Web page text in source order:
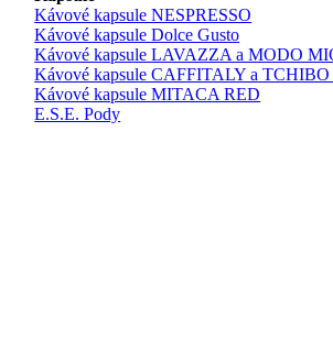
Kávové kapsule NESPRESSO
Kávové kapsule Dolce Gusto
Kávové kapsule LAVAZZA a MODO
Kávové kapsule CAFFITALY a
Kávové kapsule MITACA RED
E.S.E. Pody